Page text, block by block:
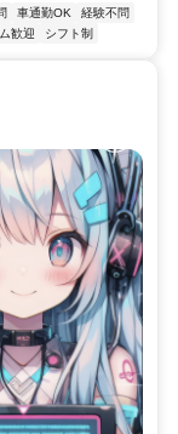
車通勤OK
経験不問
歓迎 シフト制